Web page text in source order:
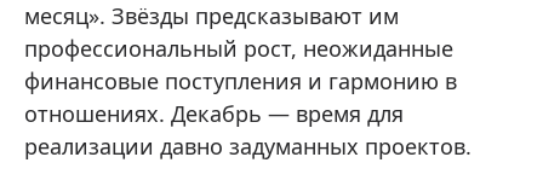
месяц». Звёзды предсказывают им
профессиональный рост, неожиданные
финансовые поступления и гармонию в
отношениях. Декабрь — время для
реализации давно задуманных проектов.